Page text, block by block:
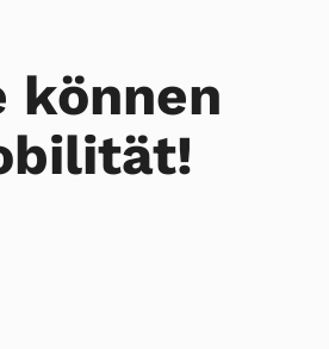
können